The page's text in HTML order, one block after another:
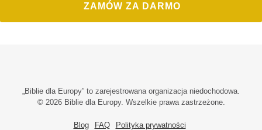
ZAMÓW ZA DARMO
„Biblie dla Europy” to zarejestrowana organizacja niedochodowa.
© 2026 Biblie dla Europy. Wszelkie prawa zastrzeżone.
Blog FAQ Polityka prywatności